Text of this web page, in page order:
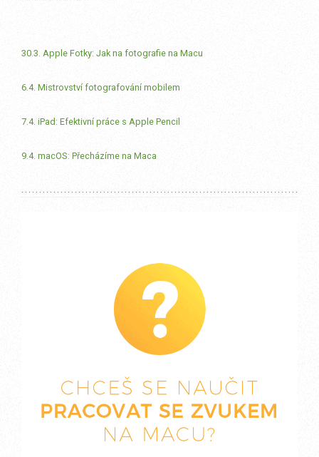
30.3. Apple Fotky: Jak na fotografie na Macu
6.4. Mistrovství fotografování mobilem
7.4. iPad: Efektivní práce s Apple Pencil
9.4. macOS: Přecházíme na Maca